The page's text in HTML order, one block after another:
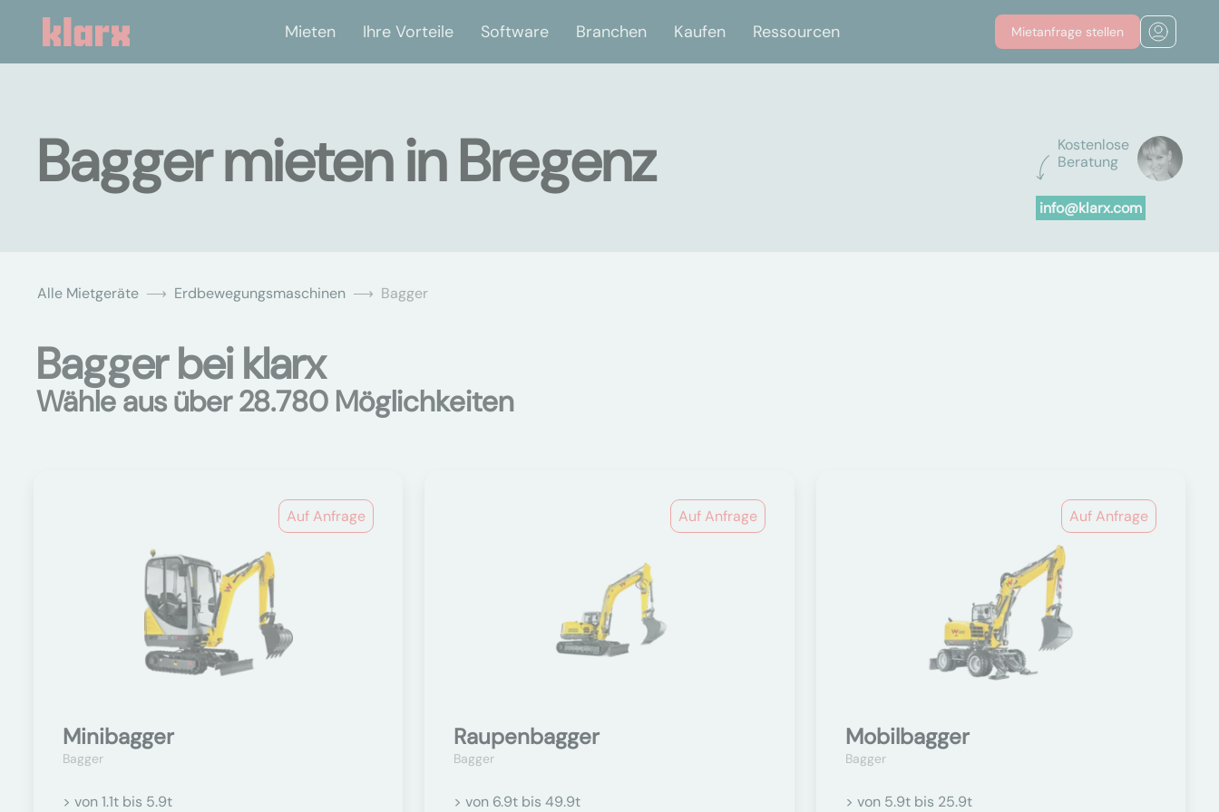
Mieten Ihre Vorteile Software Branchen Kaufen Ressourcen Mietanfrage stellen
Kostenlose
Beratung
info@klarx.com
Bagger mieten in Bregenz
Alle Mietgeräte Erdbewegungsmaschinen Bagger
Bagger bei klarx
Wähle aus über 28.780 Möglichkeiten
Auf Anfrage
Minibagger
Bagger
> von 1.1t bis 5.9t
Auf Anfrage
Raupenbagger
Bagger
> von 6.9t bis 49.9t
Auf Anfrage
Mobilbagger
Bagger
> von 5.9t bis 25.9t